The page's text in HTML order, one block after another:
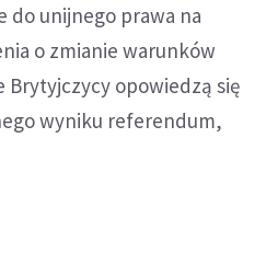
do unijnego prawa na
o zmianie warunków
Brytyjczycy opowiedzą się
wyniku referendum,